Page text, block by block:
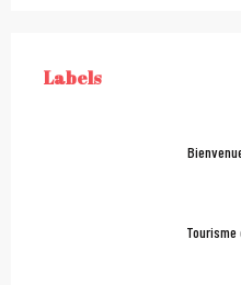
Offres de
LABELS
Labels